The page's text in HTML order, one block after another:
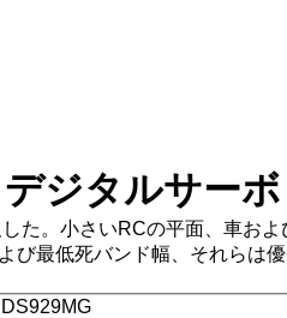
ジタルサーボ
た。小さいRCの平面、車お
び最低死バンド幅、それらは
DS929MG